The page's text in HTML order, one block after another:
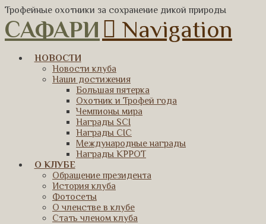
Трофейные охотники за сохранение дикой природы
САФАРИ Navigation
НОВОСТИ
Новости клуба
Наши достижения
Большая пятерка
Охотник и Трофей года
Чемпионы мира
Награды SCI
Награды CIC
Международные награды
Награды КРРОТ
О КЛУБЕ
Обращение президента
История клуба
Фотосеты
О членстве в клубе
Стать членом клуба